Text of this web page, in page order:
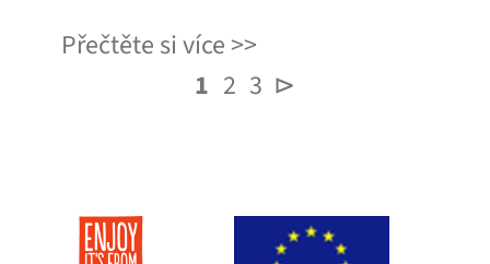
Přečtěte si více
1 2 3 ⊳